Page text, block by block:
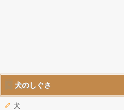
犬のしぐさ
犬